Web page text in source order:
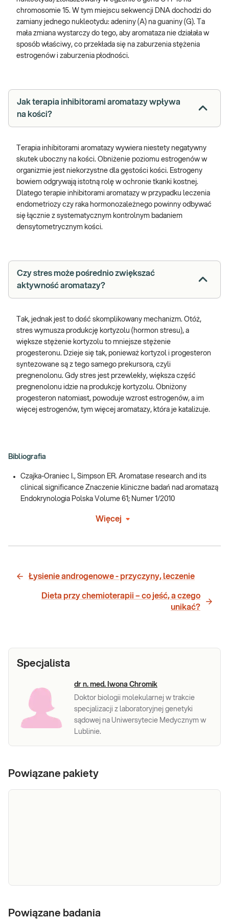
chromosomie 15. W tym miejscu sekwencji DNA dochodzi do
zamiany jednego nukleotydu: adeniny (A) na guaniny (G). Ta
mała zmiana wystarczy do tego, aby aromataza nie działała w
sposób właściwy, co przekłada się na zaburzenia stężenia
estrogenów i zaburzenia płodności.
Jak terapia inhibitorami aromatazy wpływa
na kości?
Terapia inhibitorami aromatazy wywiera niestety negatywny
skutek uboczny na kości. Obniżenie poziomu estrogenów w
organizmie jest niekorzystne dla gęstości kości. Estrogeny
bowiem odgrywają istotną rolę w ochronie tkanki kostnej.
Dlatego terapie inhibitorami aromatazy w przypadku leczenia
endometriozy czy raka hormonozależnego powinny odbywać
się łącznie z systematycznym kontrolnym badaniem
densytometrycznym kości.
Czy stres może pośrednio zwiększać
aktywność aromatazy?
Tak, jednak jest to dość skomplikowany mechanizm. Otóż,
stres wymusza produkcję kortyzolu (hormon stresu), a
większe stężenie kortyzolu to mniejsze stężenie
progesteronu. Dzieje się tak, ponieważ kortyzol i progesteron
syntezowane są z tego samego prekursora, czyli
pregnenolonu. Gdy stres jest przewlekły, większa część
pregnenolonu idzie na produkcję kortyzolu. Obniżony
progesteron natomiast, powoduje wzrost estrogenów, a im
więcej estrogenów, tym więcej aromatazy, która je katalizuje.
Bibliografia
Czajka-Oraniec I., Simpson ER. Aromatase research and its
clinical significance Znaczenie kliniczne badań nad aromatazą
Endokrynologia Polska Volume 61; Numer 1/2010
Więcej
Łysienie androgenowe - przyczyny, leczenie
Dieta przy chemioterapii – co jeść, a czego
unikać?
Specjalista
dr n. med. Iwona Chromik
Doktor biologii molekularnej w trakcie
specjalizacji z laboratoryjnej genetyki
sądowej na Uniwersytecie Medycznym w
Lublinie.
Powiązane pakiety
hormonalny
Powiązane badania